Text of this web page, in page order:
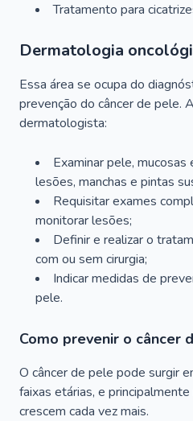
Tratamento para
Dermatologia
Essa área se ocupa do
prevenção do câncer de pele.
dermatologista:
Examinar pele,
lesões, manchas e pintas
Requisitar exames
monitorar lesões;
Definir e realizar o
com ou sem cirurgia;
Indicar medidas de
pele.
Como prevenir o câncer
O câncer de pele pode surgir
faixas etárias, e
crescem cada vez mais.